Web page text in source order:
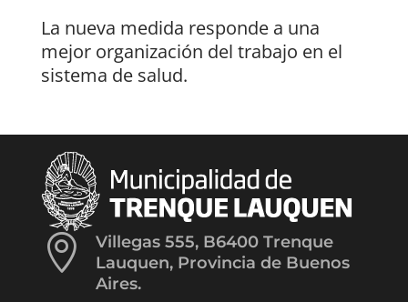
La nueva medida responde a una
mejor organización del trabajo en el
sistema de salud.

Villegas 555, B6400 Trenque
Lauquen, Provincia de Buenos
Aires.